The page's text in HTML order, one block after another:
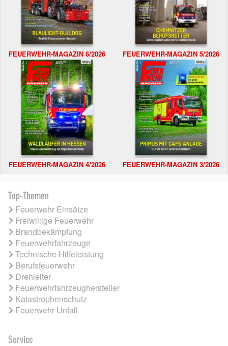
FEUERWEHR-MAGAZIN 6/2026 FEUERWEHR-MAGAZIN 5/2026
FEUERWEHR-MAGAZIN 4/2026 FEUERWEHR-MAGAZIN 3/2026
Top-Themen
Feuerwehr Einsätze
Freiwillige Feuerwehr
Brandbekämpfung
Feuerwehrfahrzeuge
Technische Hilfeleistung
Berufsfeuerwehr
Drehleiter
Feuerwehrfahrzeughersteller
Katastrophenschutz
Feuerwehr Unfall
Service